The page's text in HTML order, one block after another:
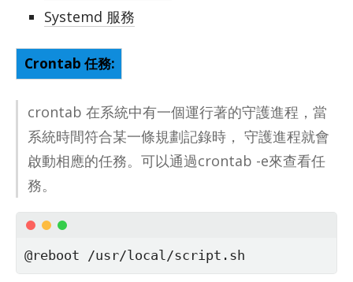
Systemd 服務
Crontab 任務:
crontab 在系統中有一個運行著的守護進程，當
系統時間符合某一條規劃記錄時， 守護進程就會
啟動相應的任務。可以通過crontab -e來查看任
務。
@reboot /usr/local/script.sh